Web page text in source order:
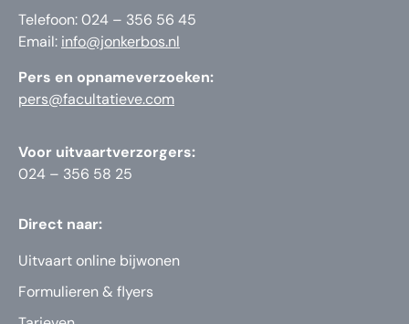
Telefoon: 024 – 356 56 45
Email: info@jonkerbos.nl
Pers en opnameverzoeken:
pers@facultatieve.com
Voor uitvaartverzorgers:
024 – 356 58 25
Direct naar:
Uitvaart online bijwonen
Formulieren & flyers